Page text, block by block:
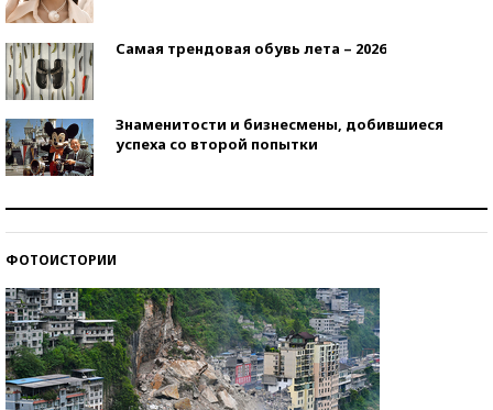
Самая трендовая обувь лета – 2026
Знаменитости и бизнесмены, добившиеся
успеха со второй попытки
ФОТОИСТОРИИ